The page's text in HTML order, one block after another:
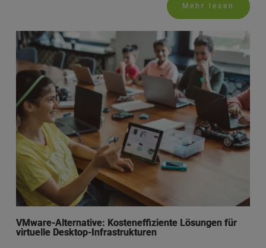
Mehr lesen
VMware-Alternative: Kosteneffiziente Lösungen für
virtuelle Desktop-Infrastrukturen